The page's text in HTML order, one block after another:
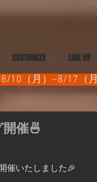
CUSTOMIZE LINE UP
10（月）~8/17（
催🍜
催いたしました🎉